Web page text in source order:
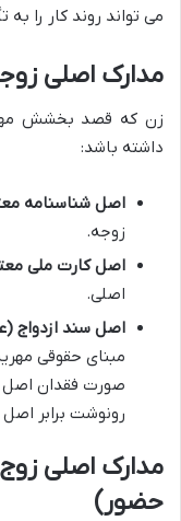
می تواند روند کار را
مدارک اصلی
زن که قصد بخشش
داشته باشد:
اصل شناسنامه
زوجه.
اصل کارت ملی
اصلی.
اصل سند ازدواج
مبنای حقوقی
صورت فقدان اصل
رونوشت برابر
مدارک اصلی
حضور)